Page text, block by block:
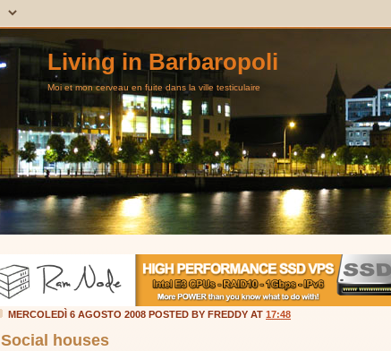
Living in Barbaropoli
Moi et mon cerveau en fuite dans la ville testiculaire
MERCOLEDÌ 6 AGOSTO 2008 POSTED BY FREDDY AT 17:48
Social houses